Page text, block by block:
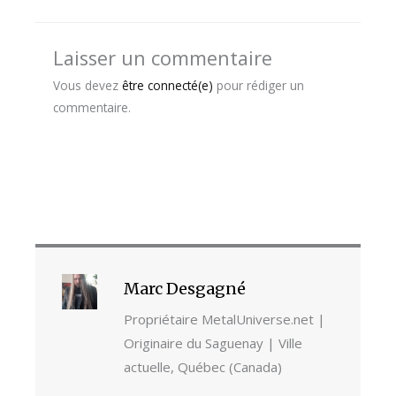
Laisser un commentaire
Vous devez être connecté(e) pour rédiger un
commentaire.
Marc Desgagné
Propriétaire MetalUniverse.net |
Originaire du Saguenay | Ville
actuelle, Québec (Canada)